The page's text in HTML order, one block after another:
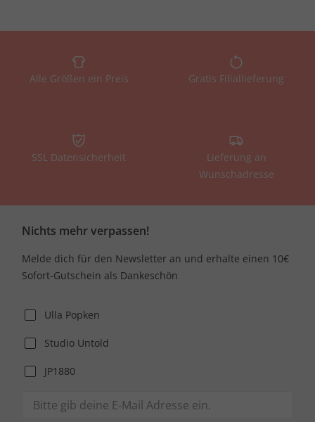
Alle Größen ein Preis Gratis Filiallieferung
SSL Datensicherheit
Lieferung an
Wunschadresse
Nichts mehr verpassen!
Melde dich für den Newsletter an und erhalte einen 10€
Sofort-Gutschein als Dankeschön
Ulla Popken
Studio Untold
JP1880